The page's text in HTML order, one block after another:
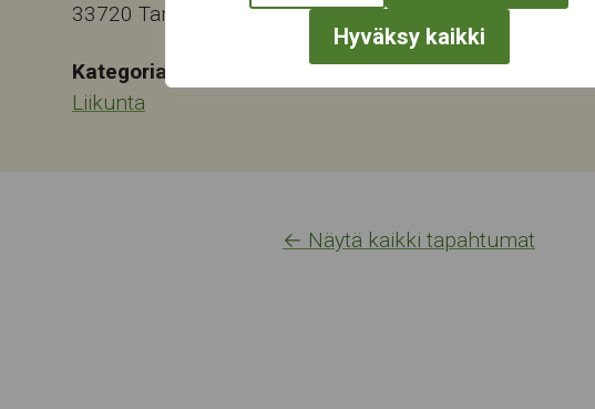
Hyväksy kaikki
33720 Tampere
Kategoriat:
Liikunta
← Näytä kaikki tapahtumat